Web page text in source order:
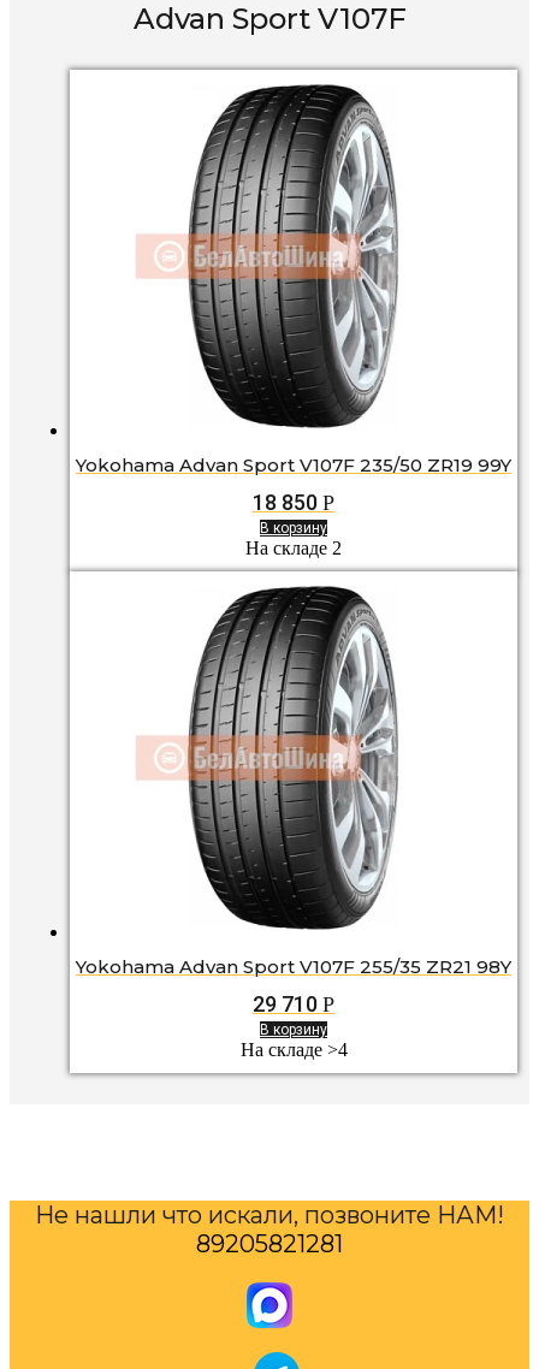
Advan Sport V107F
Yokohama Advan Sport V107F 235/50 ZR19 99Y
18 850 Р
В корзину
На складе 2
Yokohama Advan Sport V107F 255/35 ZR21 98Y
29 710 Р
В корзину
На складе >4
Не нашли что искали, позвоните НАМ!
89205821281